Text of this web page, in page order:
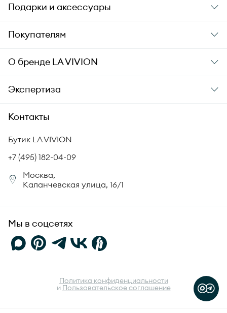
Подарки и аксессуары
Подарки
Уход за украшениями
Аксессуары
Покупателям
Заказ и оплата
Гарантия подлинности
Комплект документов
Политика возврата
Сертификация бриллиантов
Юридическая информация
О бренде LA VIVION
О компании
СМИ о нас
Корпоративный портал
Экспертиза
Академия LA VIVION
Статьи
Контакты
Бутик LA VIVION
+7 (495) 182-04-09
Москва,
Каланчевская улица, 16/1
Мы в соцсетях
Политика конфиденциальности
и Пользовательское соглашение